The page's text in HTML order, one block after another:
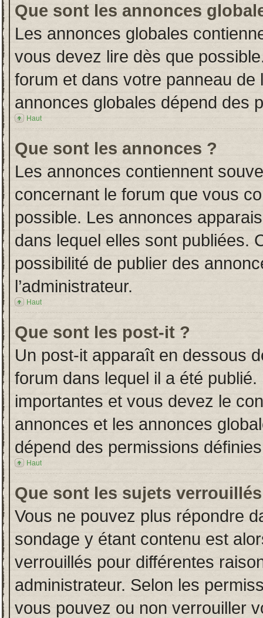
Que sont les annonces
Les annonces globales
vous devez lire dès que
forum et dans votre panneau de
annonces globales dépend des
Haut
Que sont les annonces ?
Les annonces contiennent
concernant le forum que vous
possible. Les annonces
dans lequel elles sont publiées.
possibilité de publier des
l’administrateur.
Haut
Que sont les post-it ?
Un post-it apparaît en dessous
forum dans lequel il a été
importantes et vous devez le
annonces et les annonces
dépend des permissions
Haut
Que sont les sujets
Vous ne pouvez plus répondre
sondage y étant contenu est
verrouillés pour différentes
administrateur. Selon les
vous pouvez ou non verrouiller